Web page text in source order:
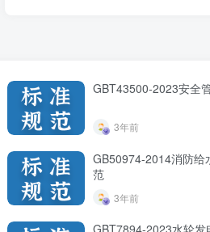
GBT43500-2023安全
3年前
GB50974-2014消防给
范
3年前